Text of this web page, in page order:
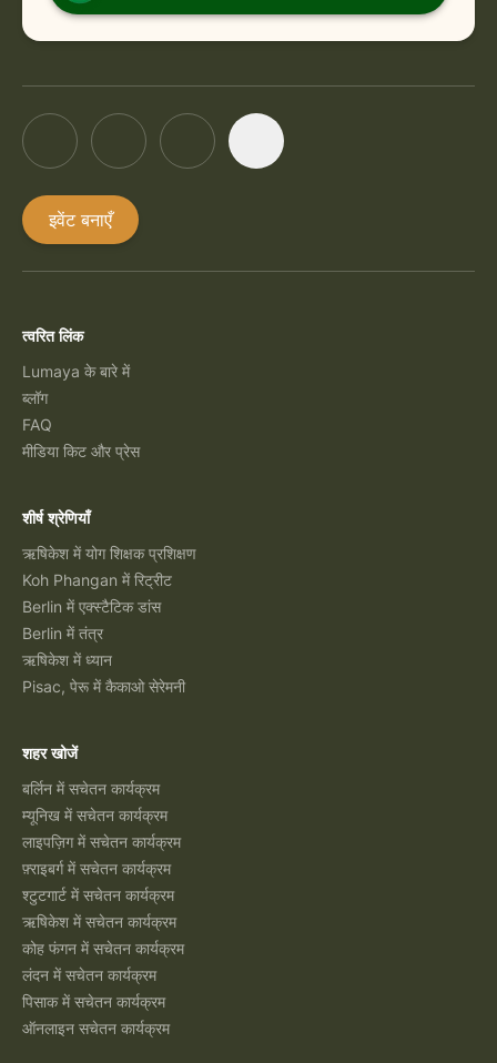
इवेंट बनाएँ
त्वरित लिंक
Lumaya के बारे में
ब्लॉग
FAQ
मीडिया किट और प्रेस
शीर्ष श्रेणियाँ
ऋषिकेश में योग शिक्षक प्रशिक्षण
Koh Phangan में रिट्रीट
Berlin में एक्स्टैटिक डांस
Berlin में तंत्र
ऋषिकेश में ध्यान
Pisac, पेरू में कैकाओ सेरेमनी
शहर खोजें
बर्लिन में सचेतन कार्यक्रम
म्यूनिख में सचेतन कार्यक्रम
लाइपज़िग में सचेतन कार्यक्रम
फ़्राइबर्ग में सचेतन कार्यक्रम
श्टुटगार्ट में सचेतन कार्यक्रम
ऋषिकेश में सचेतन कार्यक्रम
कोह फंगन में सचेतन कार्यक्रम
लंदन में सचेतन कार्यक्रम
पिसाक में सचेतन कार्यक्रम
ऑनलाइन सचेतन कार्यक्रम